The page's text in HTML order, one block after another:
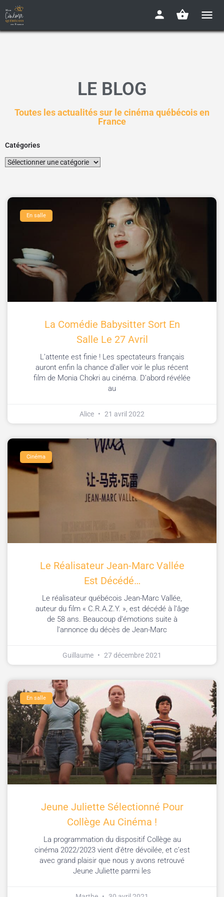
LE BLOG
Toutes les actualités sur le cinéma québécois en
France
Catégories
En salle
La Comédie Babysitter Sort En
Salle Le 27 Avril
L’attente est finie ! Les spectateurs français
auront enfin la chance d’aller voir le plus récent
film de Monia Chokri au cinéma. D’abord révélée
au
Alice 21 avril 2022
Cinéma
Le Réalisateur Jean-Marc Vallée
Est Décédé…
Le réalisateur québécois Jean-Marc Vallée,
auteur du film « C.R.A.Z.Y. », est décédé à l’âge
de 58 ans. Beaucoup d’émotions suite à
l’annonce du décès de Jean-Marc
Guillaume 27 décembre 2021
En salle
Jeune Juliette Sélectionné Pour
Collège Au Cinéma !
La programmation du dispositif Collège au
cinéma 2022/2023 vient d’être dévoilée, et c’est
avec grand plaisir que nous y avons retrouvé
Jeune Juliette parmi les